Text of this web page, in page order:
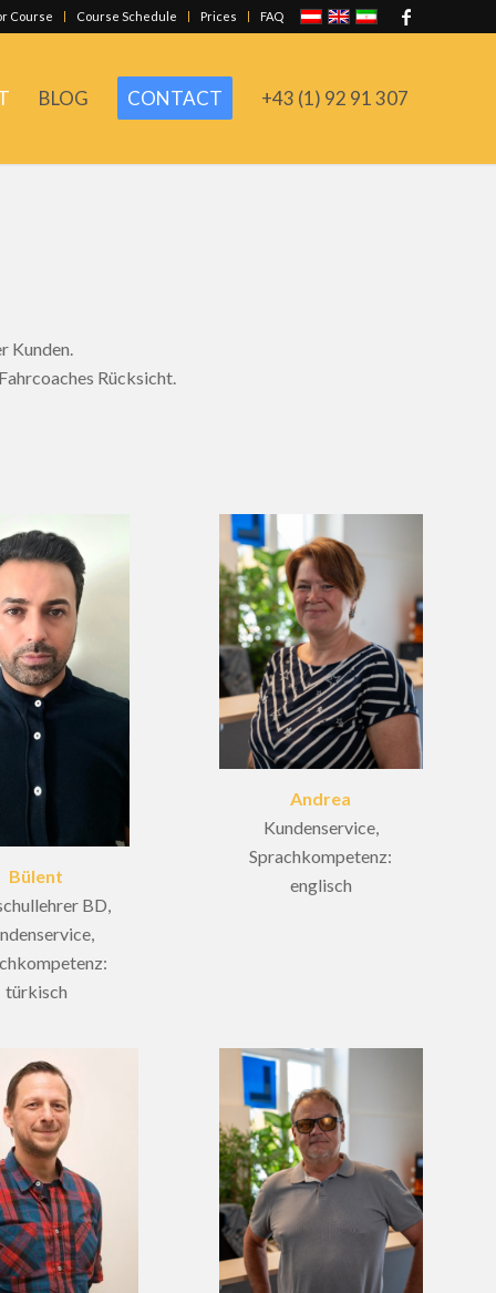
Course Course Schedule Prices FAQ
BLOG CONTACT +43 (1) 92 91 307
Kunden.
Rücksicht.
Bülent
BD,
türkisch
Andrea
Kundenservice,
Sprachkompetenz:
englisch